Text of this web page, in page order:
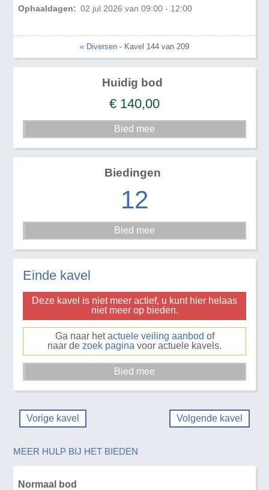
Ophaaldagen: 02 jul 2026 van 09:00 - 12:00
« Diversen - Kavel 144 van 209
Huidig bod
€ 140,00
Biedingen
12
Einde kavel
Deze kavel is niet meer actief, u kunt hier helaas
niet meer op bieden.
Ga naar hetactuele veiling aanbod of
naar de zoek pagina voor actuele kavels.
Vorige kavel Volgende kavel
MEER HULP BIJ HET BIEDEN
Normaal bod